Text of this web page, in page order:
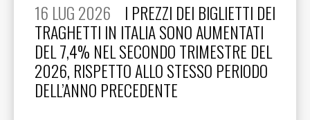
16 LUG 2026
I PREZZI DEI BIGLIETTI DEI
TRAGHETTI IN ITALIA SONO AUMENTATI
DEL 7,4% NEL SECONDO TRIMESTRE DEL
2026, RISPETTO ALLO STESSO PERIODO
DELL’ANNO PRECEDENTE